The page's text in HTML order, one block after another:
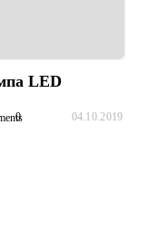
LED
0 04.10.2019